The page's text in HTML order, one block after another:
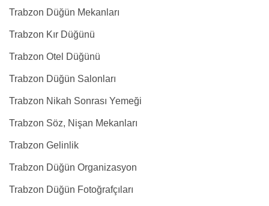
Trabzon Düğün Mekanları
Trabzon Kır Düğünü
Trabzon Otel Düğünü
Trabzon Düğün Salonları
Trabzon Nikah Sonrası Yemeği
Trabzon Söz, Nişan Mekanları
Trabzon Gelinlik
Trabzon Düğün Organizasyon
Trabzon Düğün Fotoğrafçıları